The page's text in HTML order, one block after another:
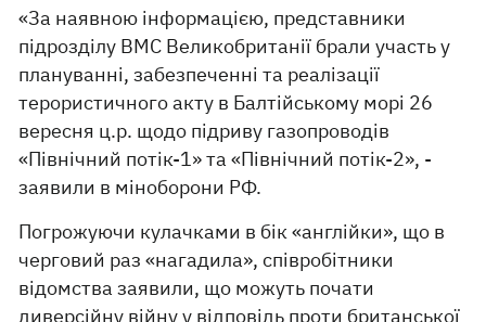
«За наявною інформацією, представники
підрозділу ВМС Великобританії брали участь у
плануванні, забезпеченні та реалізації
терористичного акту в Балтійському морі 26
вересня ц.р. щодо підриву газопроводів
«Північний потік-1» та «Північний потік-2», -
заявили в міноборони РФ.
Погрожуючи кулачками в бік «англійки», що в
черговий раз «нагадила», співробітники
відомства заявили, що можуть почати
диверсійну війну у відповідь проти британської